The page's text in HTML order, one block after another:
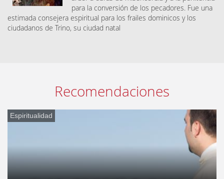
para la conversión de los pecadores. Fue una
estimada consejera espiritual para los frailes dominicos y los
ciudadanos de Trino, su ciudad natal
Recomendaciones
Espiritualidad